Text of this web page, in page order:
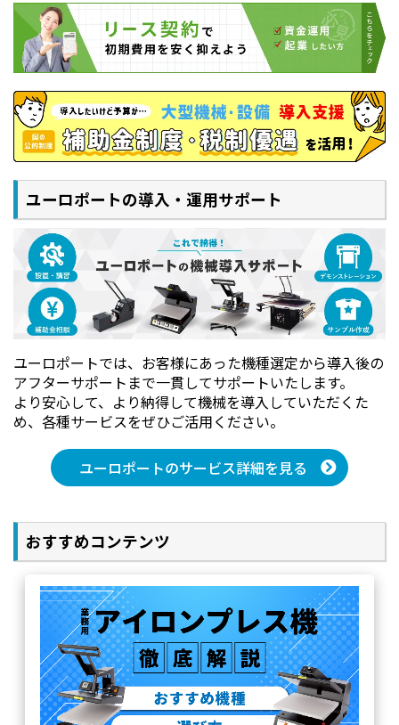
ユーロポートの導入・運用サポート
ユーロポートでは、お客様にあった機種選定から導入後の
アフターサポートまで一貫してサポートいたします。
より安心して、より納得して機械を導入していただくた
め、各種サービスをぜひご活用ください。
ユーロポートのサービス詳細を見る
おすすめコンテンツ